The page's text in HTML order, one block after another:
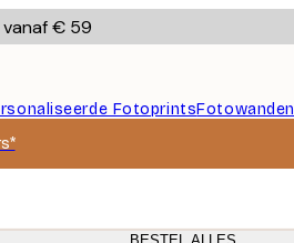
€ 59
FotoprintsFotowanden